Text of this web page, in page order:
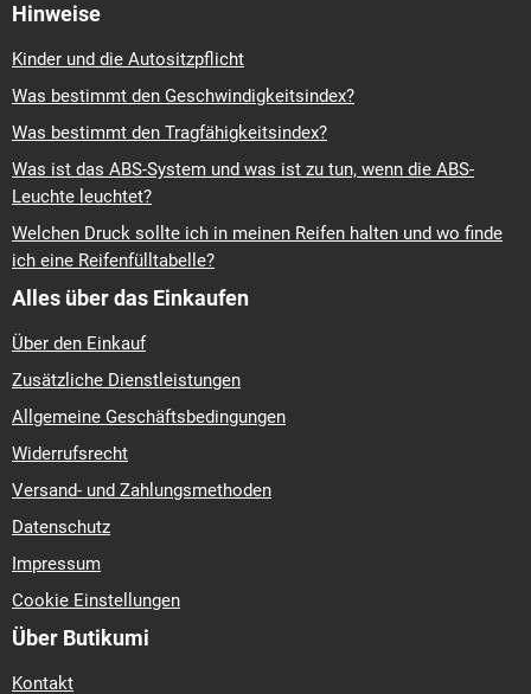
Hinweise
Kinder und die Autositzpflicht
Was bestimmt den Geschwindigkeitsindex?
Was bestimmt den Tragfähigkeitsindex?
Was ist das ABS-System und was ist zu tun, wenn die ABS-
Leuchte leuchtet?
Welchen Druck sollte ich in meinen Reifen halten und wo finde
ich eine Reifenfülltabelle?
Alles über das Einkaufen
Über den Einkauf
Zusätzliche Dienstleistungen
Allgemeine Geschäftsbedingungen
Widerrufsrecht
Versand- und Zahlungsmethoden
Datenschutz
Impressum
Cookie Einstellungen
Über Butikumi
Kontakt